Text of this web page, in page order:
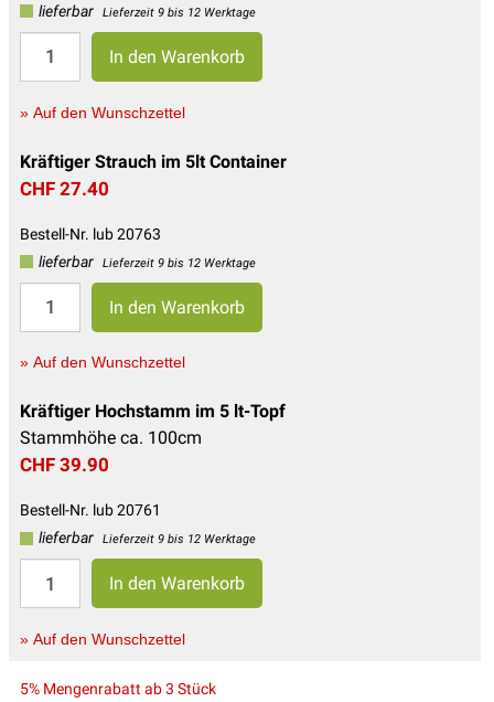
lieferbar
Lieferzeit 9 bis 12 Werktage
» Auf den Wunschzettel
Kräftiger Strauch im 5lt Container
CHF 27.40
Bestell-Nr. lub 20763
lieferbar
Lieferzeit 9 bis 12 Werktage
» Auf den Wunschzettel
Kräftiger Hochstamm im 5 lt-Topf
Stammhöhe ca. 100cm
CHF 39.90
Bestell-Nr. lub 20761
lieferbar
Lieferzeit 9 bis 12 Werktage
» Auf den Wunschzettel
5% Mengenrabatt ab 3 Stück